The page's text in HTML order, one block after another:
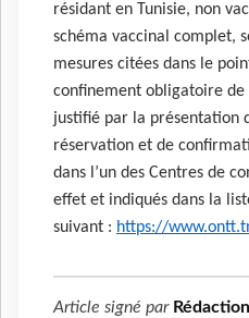
résidant en Tunisie, non
schéma vaccinal complet,
mesures citées dans le
confinement obligatoire
justifié par la présentation
réservation et de
dans l’un des Centres de
effet et indiqués dans la
suivant : https://
Article signé par Rédaction